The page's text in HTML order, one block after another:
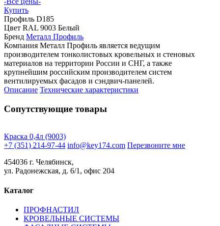
Купить
Профиль D185
Цвет RAL 9003 Белый
Бренд Металл Профиль
Компания Металл Профиль является ведущим
производителем тонколистовых кровельных и стеновых
материалов на территории России и СНГ, а также
крупнейшим российским производителем систем
вентилируемых фасадов и сэндвич-панелей.
Описание Технические характеристики
Сопутствующие товары
Краска 0,4л (9003)
+7 (351) 214-97-44 info@key174.com Перезвоните мне
454036 г. Челябинск,
ул. Радонежская, д. 6/1, офис 204
Каталог
ПРОФНАСТИЛ
КРОВЕЛЬНЫЕ СИСТЕМЫ